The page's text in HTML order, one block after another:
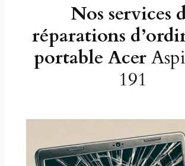
Nos services
réparations
portable Acer
191